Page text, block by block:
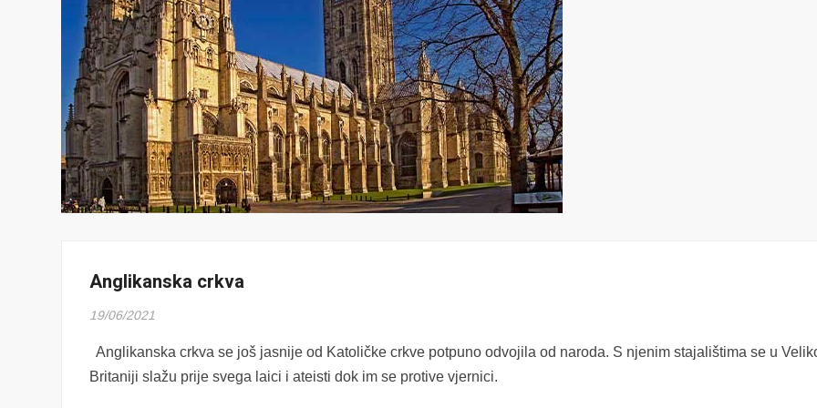
Anglikanska crkva
19/06/2021
Anglikanska crkva se još jasnije od Katoličke crkve potpuno odvojila od naroda. S njenim stajalištima se u
Britaniji slažu prije svega laici i ateisti dok im se protive vjernici.